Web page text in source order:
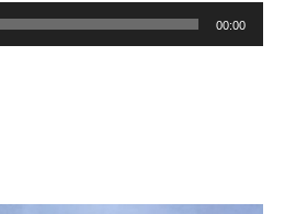
00:00